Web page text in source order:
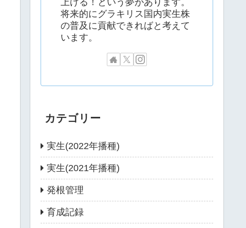
将来的にグラキリス国内実生株
の普及に貢献できればと考えて
います。
カテゴリー
実生(2022年播種)
実生(2021年播種)
発根管理
育成記録